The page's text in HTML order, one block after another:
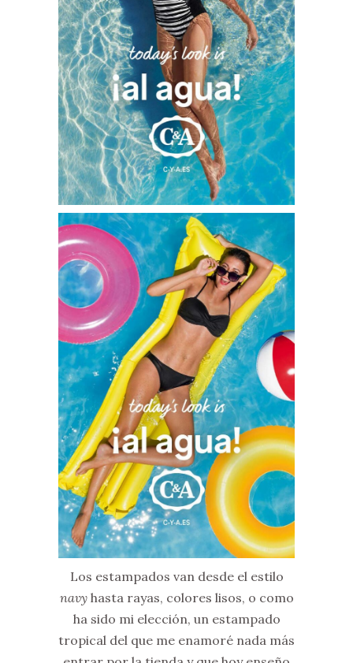
Los estampados van desde el estilo
navyhasta rayas, colores lisos, o como
ha sido mi elección, un estampado
tropical del que me enamoré nada más